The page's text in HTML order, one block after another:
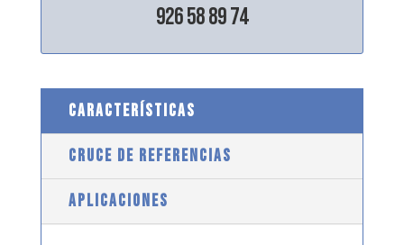
926 58 89 74
CARACTERÍSTICAS
CRUCE DE REFERENCIAS
APLICACIONES